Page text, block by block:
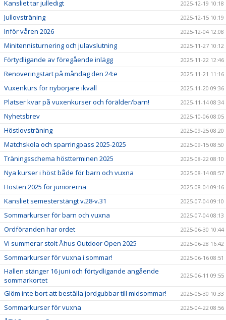
Kansliet tar julledigt 2025-12-19 10:18
Jullovsträning 2025-12-15 10:19
Inför våren 2026 2025-12-04 12:08
Minitennisturnering och julavslutning 2025-11-27 10:12
Förtydligande av föregående inlägg 2025-11-22 12:46
Renoveringstart på måndag den 24:e 2025-11-21 11:16
Vuxenkurs för nybörjare ikväll 2025-11-20 09:36
Platser kvar på vuxenkurser och förälder/barn! 2025-11-14 08:34
Nyhetsbrev 2025-10-06 08:05
Höstlovsträning 2025-09-25 08:20
Matchskola och sparringpass 2025-2025 2025-09-15 08:50
Träningsschema höstterminen 2025 2025-08-22 08:10
Nya kurser i höst både för barn och vuxna 2025-08-14 08:57
Hösten 2025 för juniorerna 2025-08-04 09:16
Kansliet semesterstängt v.28-v.31 2025-07-04 09:10
Sommarkurser för barn och vuxna 2025-07-04 08:13
Ordföranden har ordet 2025-06-30 10:44
Vi summerar stolt Åhus Outdoor Open 2025 2025-06-28 16:42
Sommarkurser för vuxna i sommar! 2025-06-16 08:51
Hallen stänger 16 juni och förtydligande angående
sommarkortet
2025-06-11 09:55
Glöm inte bort att beställa jordgubbar till midsommar! 2025-05-30 10:33
Sommarkurser för vuxna 2025-04-22 08:56